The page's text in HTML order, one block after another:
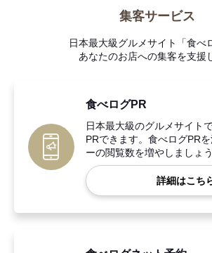
集客サービス
日本最大級グルメサイト「食べ
あなたのお店への集客を支援
食べログPR
日本最大級のグルメサイト
PRできます。食べログPR
ーの閲覧数を増やしましょう
詳細はこち